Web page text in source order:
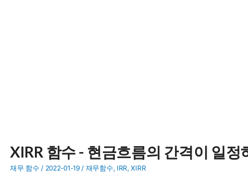
XIRR 함수 - 현금흐름의 간격이 일정
재무 함수 / 2022-01-19 / 재무함수, IRR,XIRR